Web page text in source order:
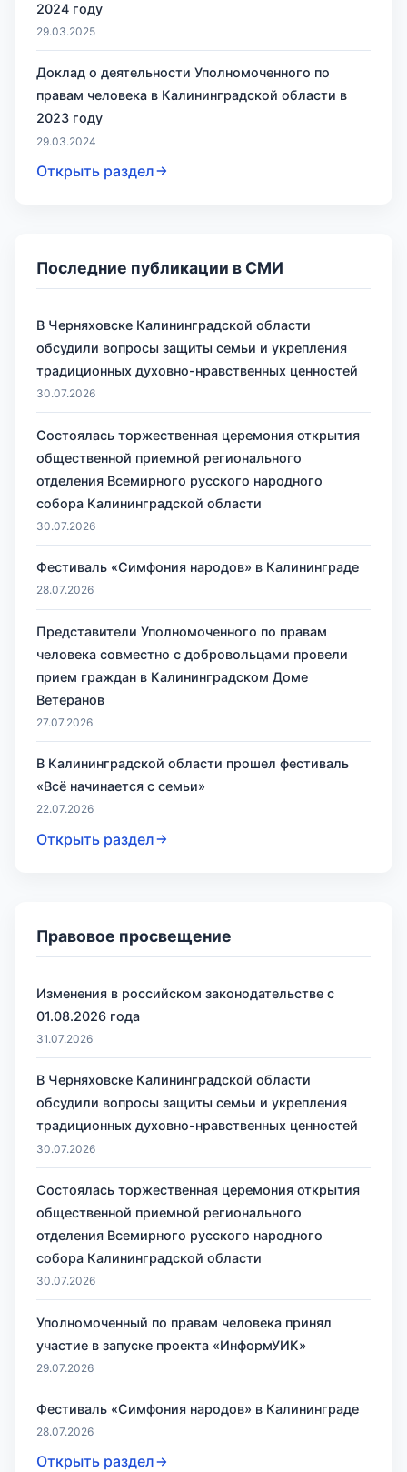
2024 году
29.03.2025
Доклад о деятельности Уполномоченного по
правам человека в Калининградской области в
2023 году
29.03.2024
Открыть раздел
Последние публикации в СМИ
В Черняховске Калининградской области
обсудили вопросы защиты семьи и укрепления
традиционных духовно-нравственных ценностей
30.07.2026
Состоялась торжественная церемония открытия
общественной приемной регионального
отделения Всемирного русского народного
собора Калининградской области
30.07.2026
Фестиваль «Симфония народов» в Калининграде
28.07.2026
Представители Уполномоченного по правам
человека совместно с добровольцами провели
прием граждан в Калининградском Доме
Ветеранов
27.07.2026
В Калининградской области прошел фестиваль
«Всё начинается с семьи»
22.07.2026
Открыть раздел
Правовое просвещение
Изменения в российском законодательстве с
01.08.2026 года
31.07.2026
В Черняховске Калининградской области
обсудили вопросы защиты семьи и укрепления
традиционных духовно-нравственных ценностей
30.07.2026
Состоялась торжественная церемония открытия
общественной приемной регионального
отделения Всемирного русского народного
собора Калининградской области
30.07.2026
Уполномоченный по правам человека принял
участие в запуске проекта «ИнформУИК»
29.07.2026
Фестиваль «Симфония народов» в Калининграде
28.07.2026
Открыть раздел